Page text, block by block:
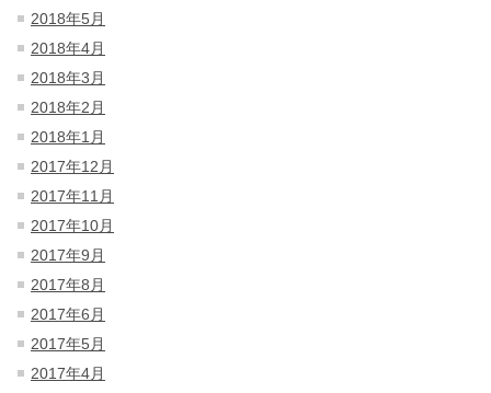
2018年5月
2018年4月
2018年3月
2018年2月
2018年1月
2017年12月
2017年11月
2017年10月
2017年9月
2017年8月
2017年6月
2017年5月
2017年4月